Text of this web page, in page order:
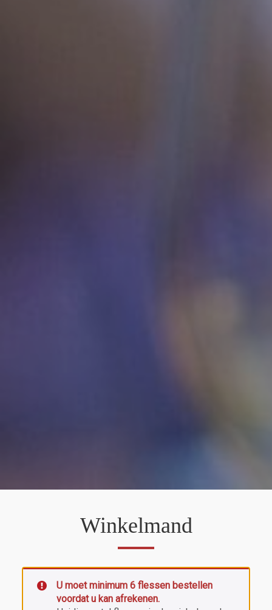
Winkelmand
U moet minimum 6 flessen bestellen
voordat u kan afrekenen.